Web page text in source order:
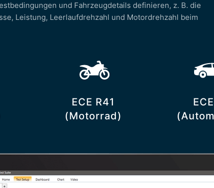
und Fahrzeugdetails definieren, z. B. die
Leistung, Leerlaufdrehzahl und Motordrehzahl beim
ECE R41
(Motorrad)